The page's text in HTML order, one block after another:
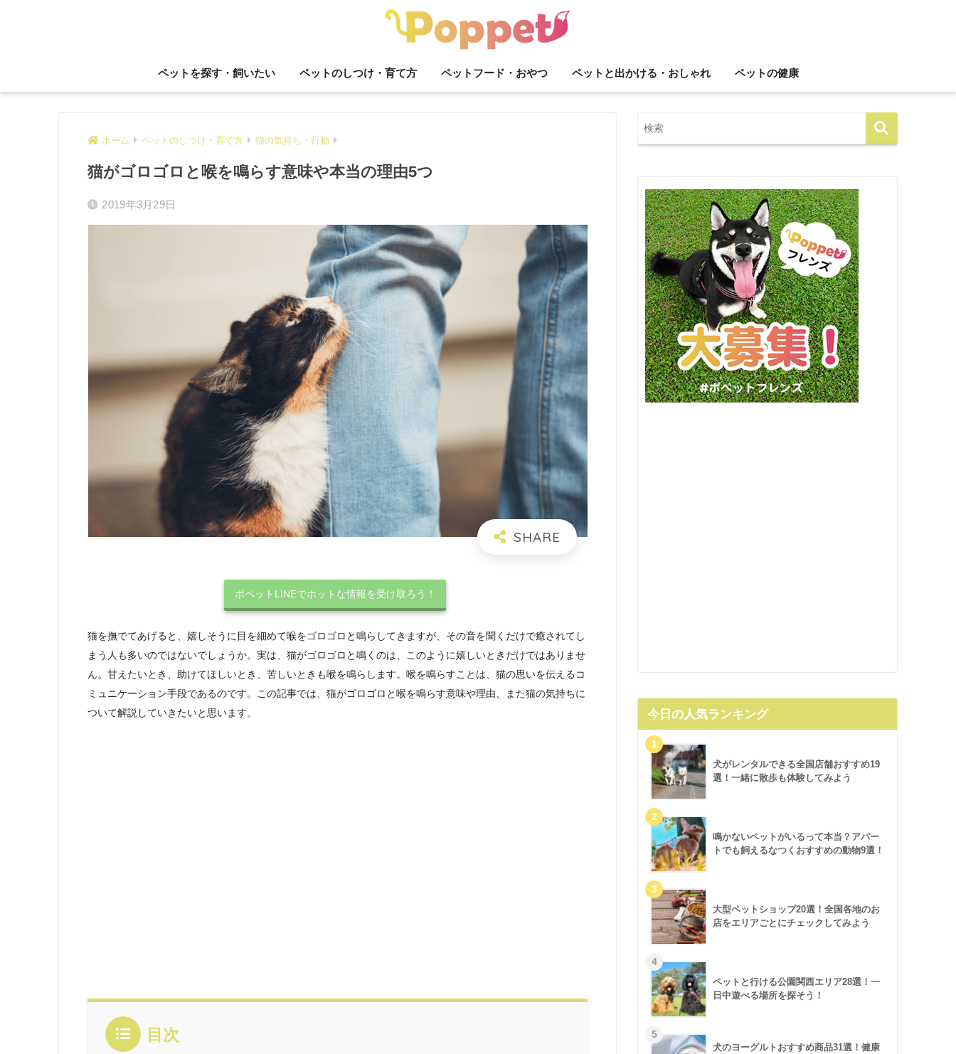
ペットを探す・飼いたい ペットのしつけ・育て方 ペットフード・おやつ ペットと出かける・おしゃれ ペットの健康
ホーム ペットのしつけ・育て方 猫の気持ち・行動
猫がゴロゴロと喉を鳴らす意味や本当の理由5つ
2019年3月29日
ポペットLINEでホットな情報を受け取ろう！
猫を撫でてあげると、嬉しそうに目を細めて喉をゴロゴロと鳴らしてきますが、その音を聞くだけで癒されてし
まう人も多いのではないでしょうか。実は、猫がゴロゴロと鳴くのは、このように嬉しいときだけではありませ
ん。甘えたいとき、助けてほしいとき、苦しいときも喉を鳴らします。喉を鳴らすことは、猫の思いを伝えるコ
ミュニケーション手段であるのです。この記事では、猫がゴロゴロと喉を鳴らす意味や理由、また猫の気持ちに
ついて解説していきたいと思います。
目次
今日の人気ランキング
犬がレンタルできる全国店舗おすすめ19
選！一緒に散歩も体験してみよう
鳴かないペットがいるって本当？アパー
トでも飼えるなつくおすすめの動物9選！
大型ペットショップ20選！全国各地のお
店をエリアごとにチェックしてみよう
ペットと行ける公園関西エリア28選！一
日中遊べる場所を探そう！
犬のヨーグルトおすすめ商品31選！健康